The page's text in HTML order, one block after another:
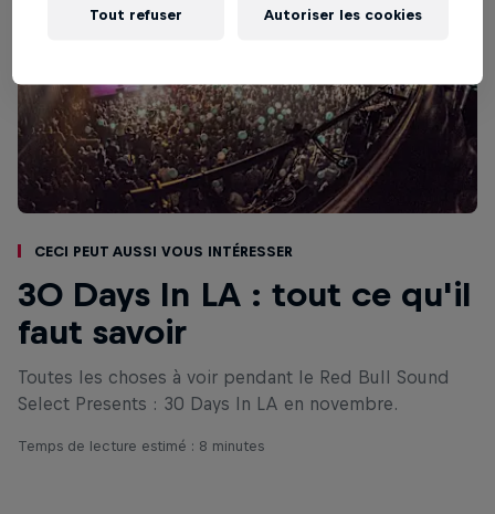
Ceci peut aussi vous intéresser
30 Days In LA : tout ce qu'il
faut savoir
Toutes les choses à voir pendant le Red Bull Sound
Select Presents : 30 Days In LA en novembre.
Temps de lecture estimé : 8 minutes
Tout refuser Autoriser les cookies